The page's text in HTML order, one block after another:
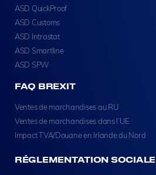
ASD QuickProof
ASD Customs
ASD Intrastat
ASD Smartline
ASD SPW
FAQ BREXIT
Ventes de marchandises au RU
Ventes de marchandises dans l’UE
Impact TVA/Douane en Irlande du Nord
RÉGLEMENTATION SOCIALE